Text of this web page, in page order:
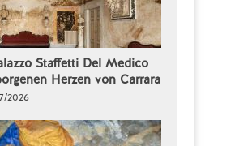
Staffetti Del Medico
Herzen von Carrara
2026